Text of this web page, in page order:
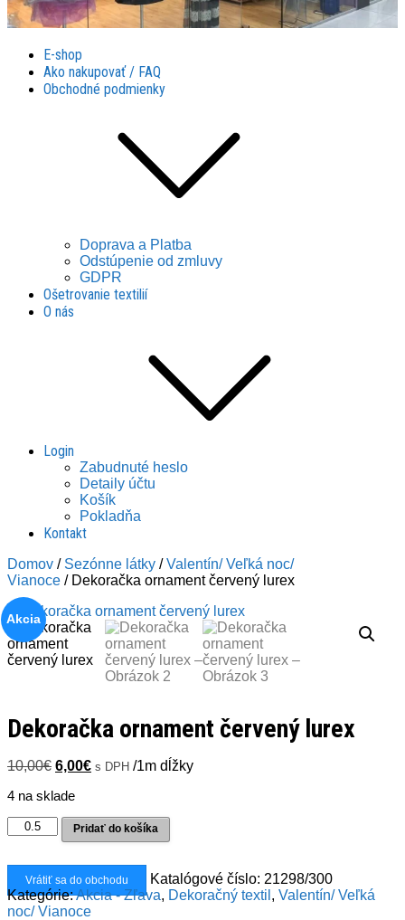
Látky Husár
Látky Husár
E-shop
Ako nakupovať / FAQ
Obchodné podmienky
Doprava a Platba
Odstúpenie od zmluvy
GDPR
Ošetrovanie textilií
O nás
Login
Zabudnuté heslo
Detaily účtu
Košík
Pokladňa
Kontakt
Domov / Sezónne látky /Valentín/ Veľká noc/
Vianoce / Dekoračka ornament červený lurex
Akcia
Dekoračka ornament červený lurex
10,00€ Pôvodná
bola:
10,00€.
6,00€Aktuálna
6,00€.
s DPH /1m dĺžky
4 na sklade
množstvo
Dekoračka
červený
lurex
Pridať do košíka
Vrátiť sa do obchodu Katalógové číslo: 21298/300
Kategórie:Akcia - Zľava, Dekoračný textil , Valentín/ Veľká
noc/ Vianoce